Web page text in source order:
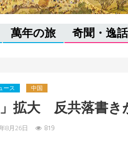
萬年の旅 奇聞・逸話
ース 中国
拡大 反共落書き
8月26日 819